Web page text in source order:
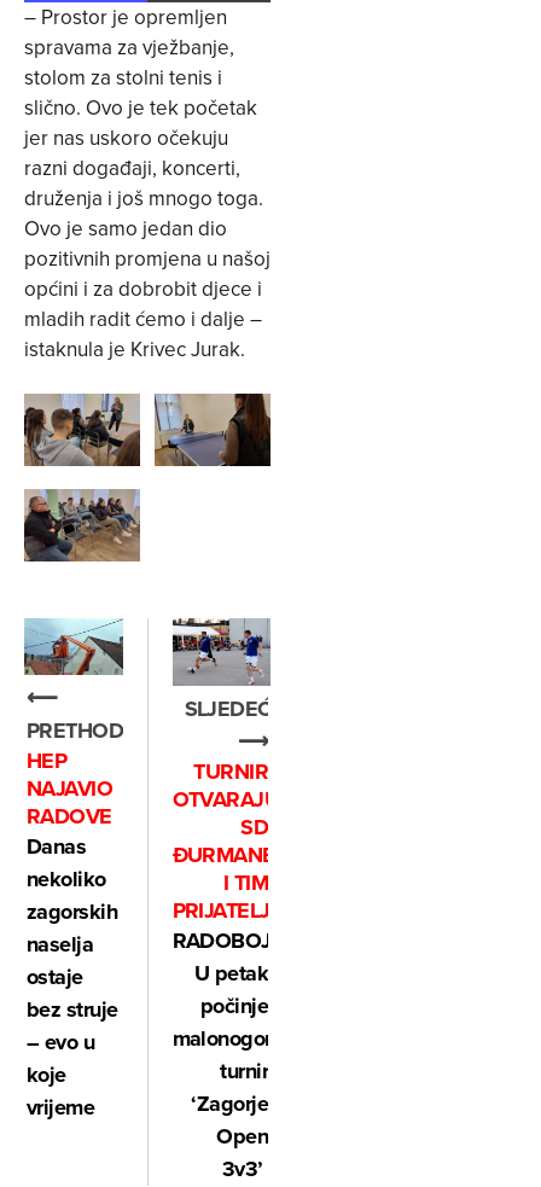
– Prostor je opremljen
spravama za vježbanje,
stolom za stolni tenis i
slično. Ovo je tek početak
jer nas uskoro očekuju
razni događaji, koncerti,
druženja i još mnogo toga.
Ovo je samo jedan dio
pozitivnih promjena u našoj
općini i za dobrobit djece i
mladih radit ćemo i dalje –
istaknula je Krivec Jurak.
⟵
PRETHODNO
HEP
NAJAVIO
RADOVE
Danas
nekoliko
zagorskih
naselja
ostaje
bez struje
– evo u
koje
vrijeme
SLJEDEĆE
⟶
TURNIR
OTVARAJU
SD
ĐURMANEC
I TIM
PRIJATELJI
RADOBOJ:
U petak
počinje
malonogometni
turnir
‘Zagorje
Open
3v3’